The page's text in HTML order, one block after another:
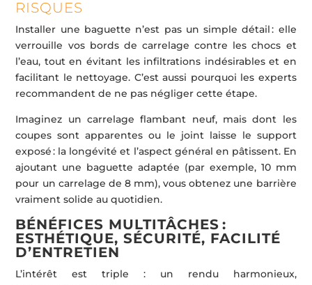
RISQUES
Installer une baguette n’est pas un simple détail : elle
verrouille vos bords de carrelage contre les chocs et
l’eau, tout en évitant les infiltrations indésirables et en
facilitant le nettoyage. C’est aussi pourquoi les experts
recommandent de ne pas négliger cette étape.
Imaginez un carrelage flambant neuf, mais dont les
coupes sont apparentes ou le joint laisse le support
exposé : la longévité et l’aspect général en pâtissent. En
ajoutant une baguette adaptée (par exemple, 10 mm
pour un carrelage de 8 mm), vous obtenez une barrière
vraiment solide au quotidien.
BÉNÉFICES MULTITÂCHES :
ESTHÉTIQUE, SÉCURITÉ, FACILITÉ
D’ENTRETIEN
L’intérêt est triple : un rendu harmonieux,